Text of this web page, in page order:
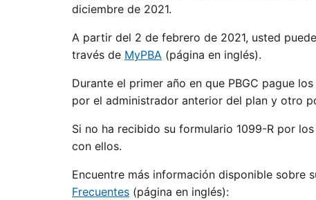
diciembre de 2021.
A partir del 2 de febrero de 2021, usted
través de MyPBA (página en inglés).
Durante el primer año en que PBGC pague
por el administrador anterior del plan y otro
Si no ha recibido su formulario 1099-R por
con ellos.
Encuentre más información disponible sobre
Frecuentes (página en inglés):